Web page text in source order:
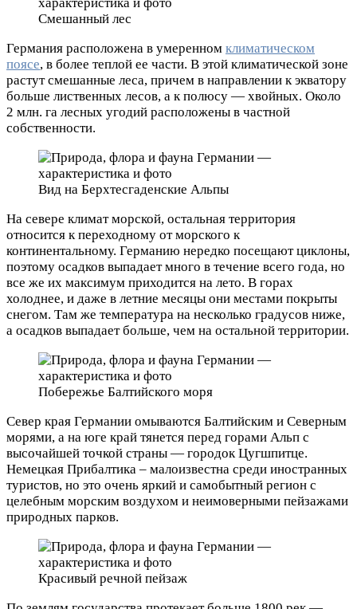
Смешанный лес
Германия расположена в умеренном климатическом
поясе, в более теплой ее части. В этой климатической зоне
растут смешанные леса, причем в направлении к экватору
больше лиственных лесов, а к полюсу — хвойных. Около
2 млн. га лесных угодий расположены в частной
собственности.
Вид на Берхтесгаденские Альпы
На севере климат морской, остальная территория
относится к переходному от морского к
континентальному. Германию нередко посещают циклоны,
поэтому осадков выпадает много в течение всего года, но
все же их максимум приходится на лето. В горах
холоднее, и даже в летние месяцы они местами покрыты
снегом. Там же температура на несколько градусов ниже,
а осадков выпадает больше, чем на остальной территории.
Побережье Балтийского моря
Север края Германии омываются Балтийским и Северным
морями, а на юге край тянется перед горами Альп с
высочайшей точкой страны — городок Цугшпитце.
Немецкая Прибалтика – малоизвестна среди иностранных
туристов, но это очень яркий и самобытный регион с
целебным морским воздухом и неимоверными пейзажами
природных парков.
Красивый речной пейзаж